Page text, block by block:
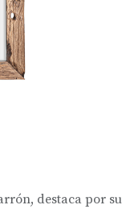
destaca por su